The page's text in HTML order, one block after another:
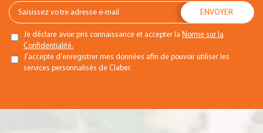
Je déclare avoir pris connaissance et accepter la Norme sur la
Confidentialité.
J'accepte d'enregistrer mes données afin de pouvoir utiliser les
services personnalisés de Claber.